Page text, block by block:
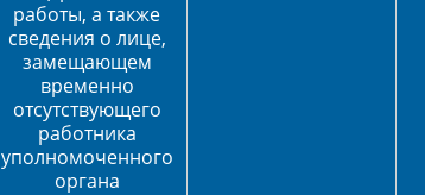
работы, а также
сведения о лице,
замещающем
временно
отсутствующего
работника
уполномоченного
органа